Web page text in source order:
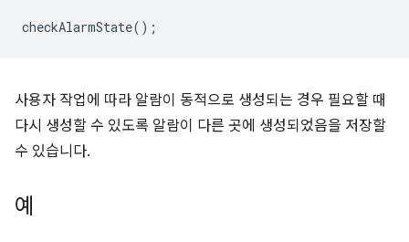
checkAlarmState();
사용자 작업에 따라 알람이 동적으로 생성되는 경우 필요할 때
다시 생성할 수 있도록 알람이 다른 곳에 생성되었음을 저장할
수 있습니다.
예